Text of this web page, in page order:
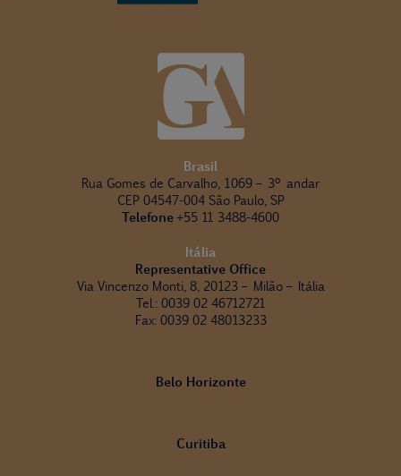
Brasil
Rua Gomes de Carvalho, 1069 – 3º andar
CEP 04547-004 São Paulo, SP
Telefone+55 11 3488-4600
Itália
Representative Office
Via Vincenzo Monti, 8, 20123 – Milão – Itália
Tel.: 0039 02 46712721
Fax: 0039 02 48013233
Belo Horizonte
Curitiba